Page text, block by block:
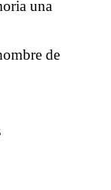
una
de